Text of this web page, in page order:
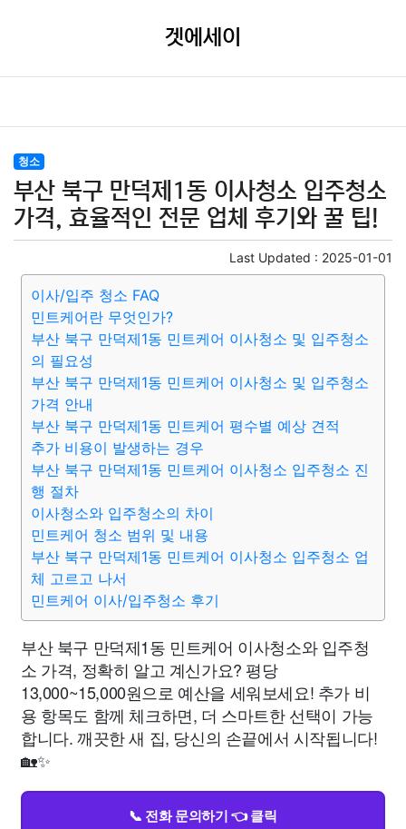
겟에세이
청소
부산 북구 만덕제1동 이사청소 입주청소
가격, 효율적인 전문 업체 후기와 꿀 팁!
Last Updated : 2025-01-01
이사/입주 청소 FAQ
민트케어란 무엇인가?
부산 북구 만덕제1동 민트케어 이사청소 및 입주청소
의 필요성
부산 북구 만덕제1동 민트케어 이사청소 및 입주청소
가격 안내
부산 북구 만덕제1동 민트케어 평수별 예상 견적
추가 비용이 발생하는 경우
부산 북구 만덕제1동 민트케어 이사청소 입주청소 진
행 절차
이사청소와 입주청소의 차이
민트케어 청소 범위 및 내용
부산 북구 만덕제1동 민트케어 이사청소 입주청소 업
체 고르고 나서
민트케어 이사/입주청소 후기
부산 북구 만덕제1동 민트케어 이사청소와 입주청
소 가격, 정확히 알고 계신가요? 평당
13,000~15,000원으로 예산을 세워보세요! 추가 비
용 항목도 함께 체크하면, 더 스마트한 선택이 가능
합니다. 깨끗한 새 집, 당신의 손끝에서 시작됩니다!
🏡✨
📞 전화 문의하기 👈 클릭